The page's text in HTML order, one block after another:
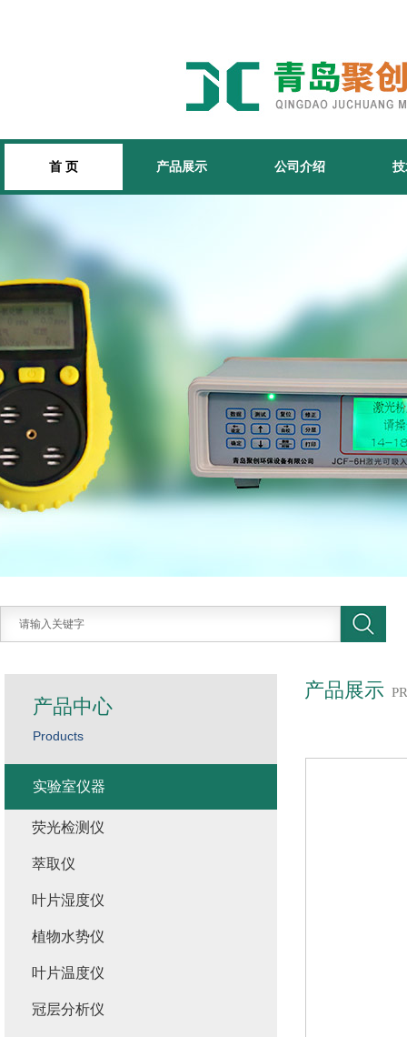
首 页 产品展示 公司介绍
产品展示
产品中心
Products
实验室仪器
荧光检测仪
萃取仪
叶片湿度仪
植物水势仪
叶片温度仪
冠层分析仪